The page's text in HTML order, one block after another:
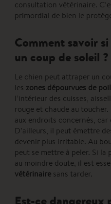
consultation vétérinaire.
primordial de bien le
Comment savoir
un coup de soleil ?
Le chien peut attraper un
les zones dépourvues de
l’intérieur des cuisses,
rouge et chaude au
aux endroits concernés, car
D’ailleurs, il peut émettre
devenir plus irritable. Au
peut se mettre à peler. Si la
au moindre doute, il est
vétérinaire sans tarder.